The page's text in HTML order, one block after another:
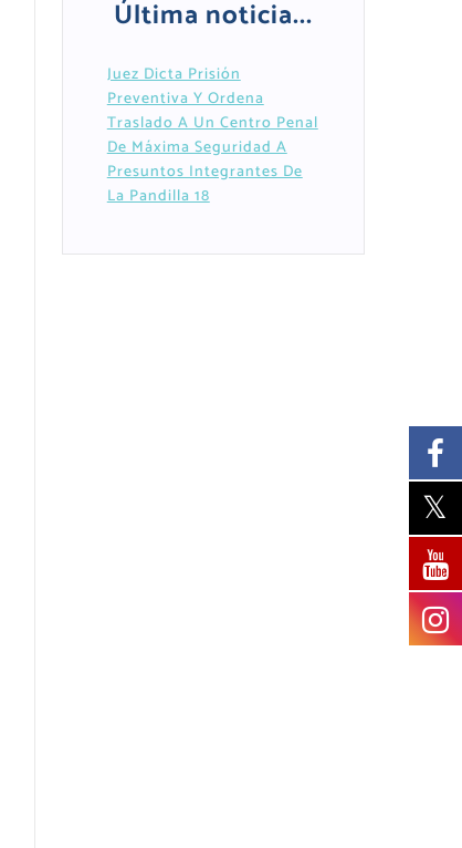
Última noticia...
Juez Dicta Prisión
Preventiva Y Ordena
Traslado A Un Centro Penal
De Máxima Seguridad A
Presuntos Integrantes De
La Pandilla 18